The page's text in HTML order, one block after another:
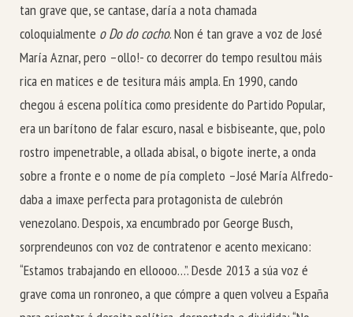
tan grave que, se cantase, daría a nota chamada
coloquialmente o Do do cocho. Non é tan grave a voz de José
María Aznar, pero –ollo!- co decorrer do tempo resultou máis
rica en matices e de tesitura máis ampla. En 1990, cando
chegou á escena política como presidente do Partido Popular,
era un barítono de falar escuro, nasal e bisbiseante, que, polo
rostro impenetrable, a ollada abisal, o bigote inerte, a onda
sobre a fronte e o nome de pía completo –José María Alfredo-
daba a imaxe perfecta para protagonista de culebrón
venezolano. Despois, xa encumbrado por George Busch,
sorprendeunos con voz de contratenor e acento mexicano:
“Estamos trabajando en elloooo…”. Desde 2013 a súa voz é
grave coma un ronroneo, a que cómpre a quen volveu a España